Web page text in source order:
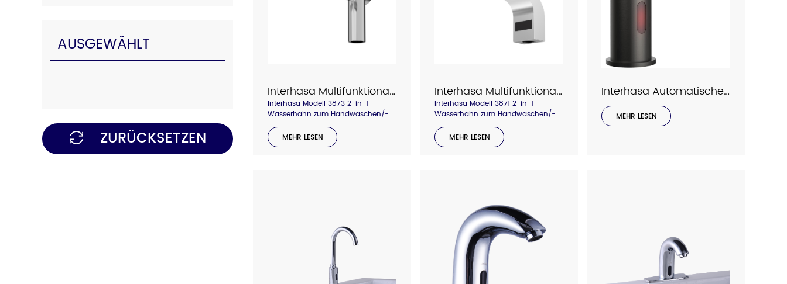
AUSGEWÄHLT
ZURÜCKSETZEN
Interhasa Multifunktionaler 2-in-1-Wasserhahn zum Händewaschen und Händetrocknen, Modell 3873
Interhasa Modell 3873 2-in-1-
Wasserhahn zum Handwaschen/-
trocknen, spart Platz im Waschraum,
bürstenloser Motor für lange
Lebensdauer, HEPA-Filter für
MEHR LESEN
Interhasa Multifunktionaler 2-in-1-Sensor-Wasserhahn zum Händetrocknen/-waschen, Modell 3871
Interhasa Modell 3871 2-in-1-
Wasserhahn zum Handwaschen/-
trocknen, spart Platz im Waschraum,
bürstenloser Motor für lange
Lebensdauer, HEPA-Filter für
MEHR LESEN
Interhasa Automatischer Sensorhahn Modell C2095
MEHR LESEN